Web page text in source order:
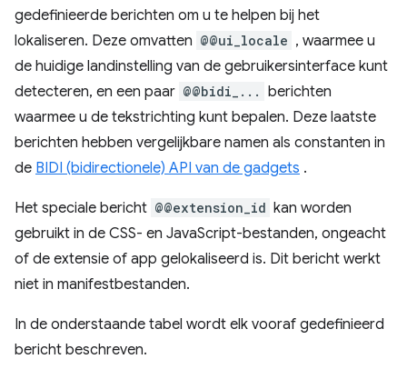
gedefinieerde berichten om u te helpen bij het
lokaliseren. Deze omvatten @@ui_locale , waarmee u
de huidige landinstelling van de gebruikersinterface kunt
detecteren, en een paar @@bidi_... berichten
waarmee u de tekstrichting kunt bepalen. Deze laatste
berichten hebben vergelijkbare namen als constanten in
de BIDI (bidirectionele) API van de gadgets .
Het speciale bericht @@extension_id kan worden
gebruikt in de CSS- en JavaScript-bestanden, ongeacht
of de extensie of app gelokaliseerd is. Dit bericht werkt
niet in manifestbestanden.
In de onderstaande tabel wordt elk vooraf gedefinieerd
bericht beschreven.